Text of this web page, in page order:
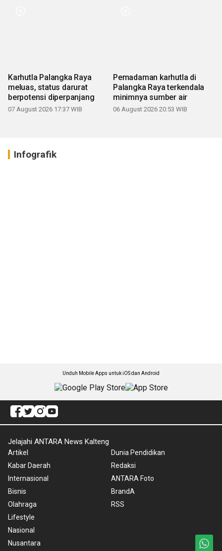
Karhutla Palangka Raya
meluas, status darurat
berpotensi diperpanjang
07 August 2026 17:37 WIB
Pemadaman karhutla di
Palangka Raya terkendala
minimnya sumber air
06 August 2026 20:53 WIB
Infografik
Unduh Mobile Apps untuk iOS dan Android
Jelajahi ANTARA News Kalteng
Artikel
Kabar Daerah
Internasional
Bisnis
Olahraga
Lifestyle
Nasional
Nusantara
Dunia Pendidikan
Redaksi
ANTARA Foto
BrandA
RSS